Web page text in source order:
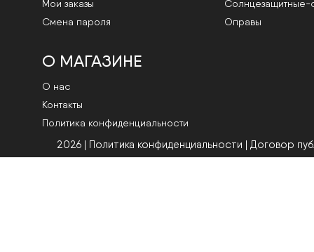
Мои заказы
Смена пароля
Cолнцезащитные-
Оправы
О МАГАЗИНЕ
О нас
Контакты
Политика конфиденциальности
2026 | Политика конфиденциальности | Договор